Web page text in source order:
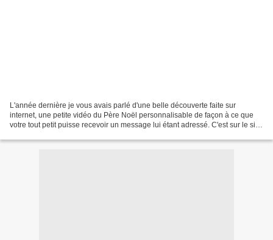
L'année dernière je vous avais parlé d'une belle découverte faite sur
internet, une petite vidéo du Père Noël personnalisable de façon à ce que
votre tout petit puisse recevoir un message lui étant adressé. C'est sur le site